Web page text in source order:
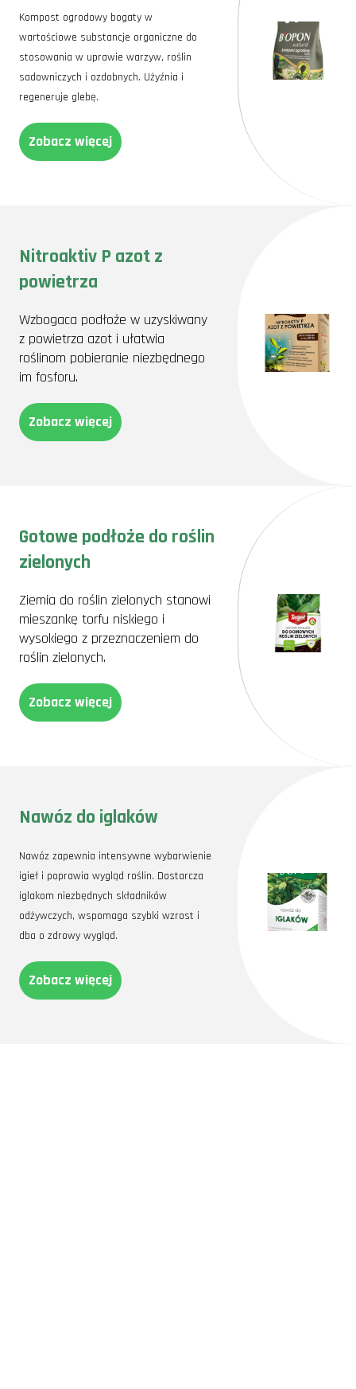
Kompost ogrodowy bogaty w
wartościowe substancje organiczne do
stosowania w uprawie warzyw, roślin
sadowniczych i ozdobnych. Użyźnia i
regeneruje glebę.
Zobacz więcej
Nitroaktiv P azot z
powietrza
Wzbogaca podłoże w uzyskiwany
z powietrza azot i ułatwia
roślinom pobieranie niezbędnego
im fosforu.
Zobacz więcej
Gotowe podłoże do roślin
zielonych
Ziemia do roślin zielonych stanowi
mieszankę torfu niskiego i
wysokiego z przeznaczeniem do
roślin zielonych.
Zobacz więcej
Nawóz do iglaków
Nawóz zapewnia intensywne wybarwienie
igieł i poprawia wygląd roślin. Dostarcza
iglakom niezbędnych składników
odżywczych, wspomaga szybki wzrost i
dba o zdrowy wygląd.
Zobacz więcej